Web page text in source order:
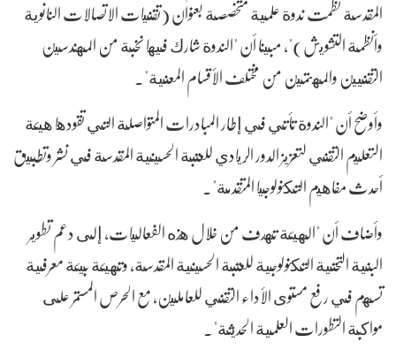
المقدسة نظمت ندوة علمية متخصصة بعنوان (تقنيات الاتصالات النانوية
وأنظمة التشويش)"، مبينا أن "الندوة شارك فيها نخبة من المهندسين
التقنيين والمهتمين من مختلف الأقسام المعنية".
وأوضح أن "الندوة تأتي في إطار المبادرات المتواصلة التي تقودها هيئة
التعليم التقني لتعزيز الدور الريادي للعتبة الحسينية المقدسة في نشر وتطبيق
أحدث مفاهيم التكنولوجيا المتقدمة".
وأضاف أن "الهيئة تهدف من خلال هذه الفعاليات، إلى دعم تطوير
البنية التحتية التكنولوجية للعتبة الحسينية المقدسة، وتهيئة بيئة معرفية
تسهم في رفع مستوى الأداء التقني للعاملين، مع الحرص المستمر على
مواكبة التطورات العلمية الحديثة".